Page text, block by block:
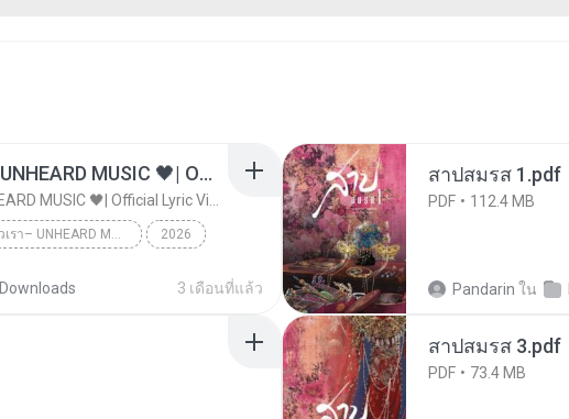
ไม่มีใครรู้ตัวเรา– UNHEARD MUSIC 🖤| Official Lyric Video | เพลงสู้ชีวิต
ไม่มีใครรู้ตัวเรา– UNHEARD MUSIC 🖤| Official Lyric Video | เพลงสู้ชีวิต 2026
Downloads 3 เดือนที่แล้ว
สาปสมรส 1.pdf
PDF 112.4 MB
Pandarin ใน
สาปสมรส 3.pdf
PDF 73.4 MB